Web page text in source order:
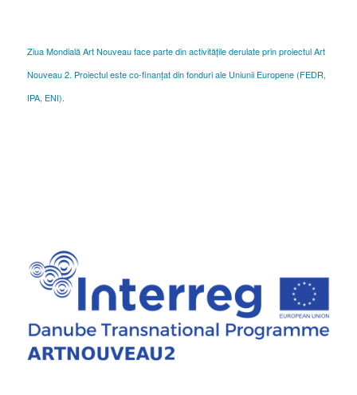
Ziua Mondială Art Nouveau face parte din activitățile derulate prin proiectul Art
Nouveau 2. Proiectul este co-finanțat din fonduri ale Uniunii Europene (FEDR,
IPA, ENI).